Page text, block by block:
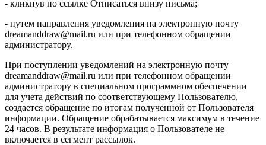
- кликнув по ссылке Отписаться внизу письма;
- путем направления уведомления на электронную почту
dreamanddraw@mail.ru или при телефонном обращении
администратору.
При поступлении уведомлений на электронную почту
dreamanddraw@mail.ru или при телефонном обращении
администратору в специальном программном обеспечении
для учета действий по соответствующему Пользователю,
создается обращение по итогам полученной от Пользователя
информации. Обращение обрабатывается максимум в течение
24 часов. В результате информация о Пользователе не
включается в сегмент рассылок.